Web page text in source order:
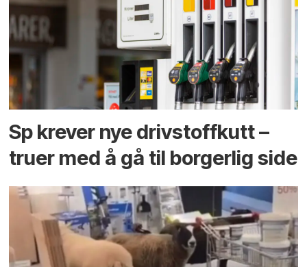
Sp krever nye drivstoffkutt –
truer med å gå til borgerlig side